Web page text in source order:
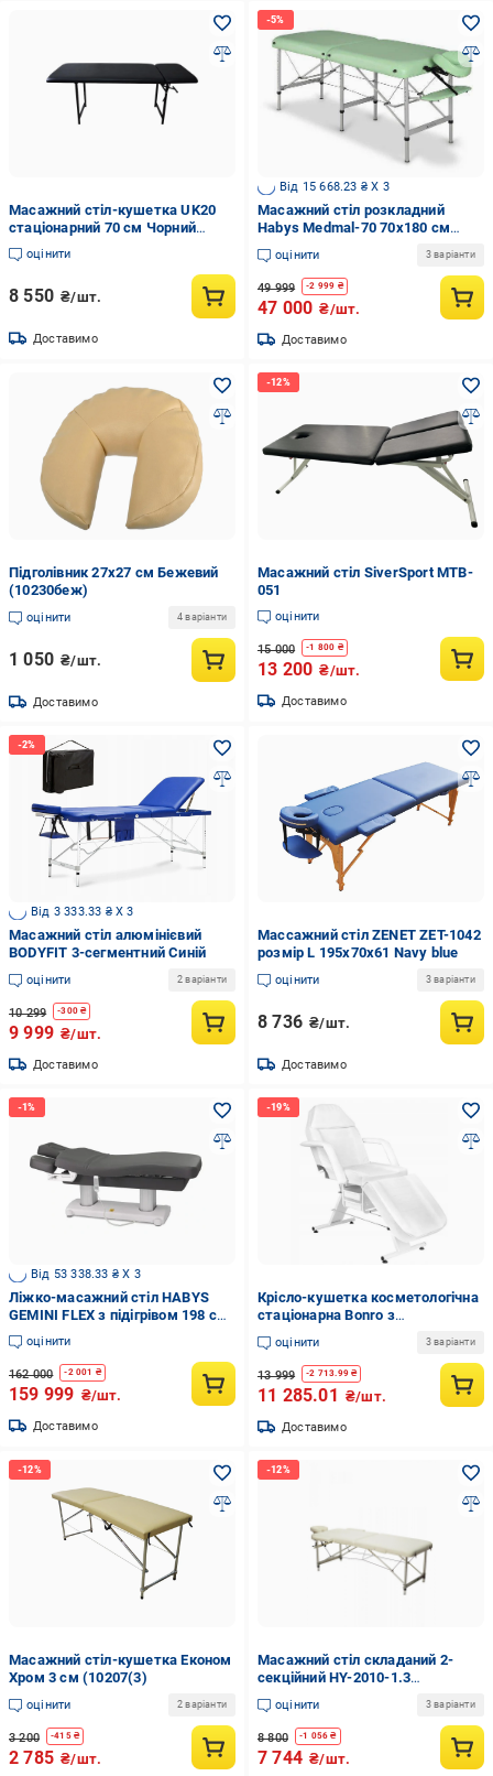
Масажний стіл-кушетка UK20
стаціонарний 70 см Чорний
(10220ч)
оцінити
8 550 ₴/шт.
Доставимо
Від 15 668.23 ₴ X 3
Масажний стіл розкладний
Habys Medmal-70 70х180 см
Зелений (10113611)
оцінити 3 варіанти
49 999 -2 999 ₴
47 000 ₴/шт.
Доставимо
Підголівник 27х27 см Бежевий
(10230беж)
оцінити 4 варіанти
1 050 ₴/шт.
Доставимо
Масажний стіл SiverSport MTB-
051
оцінити
15 000 -1 800 ₴
13 200 ₴/шт.
Доставимо
Від 3 333.33 ₴ X 3
Масажний стіл алюмінієвий
BODYFIT 3-сегментний Синій
оцінити 2 варіанти
10 299 -300 ₴
9 999 ₴/шт.
Доставимо
Массажний стіл ZENET ZET-1042
розмір L 195х70х61 Navy blue
оцінити 3 варіанти
8 736 ₴/шт.
Доставимо
Від 53 338.33 ₴ X 3
Ліжко-масажний стіл HABYS
GEMINI FLEX з підігрівом 198 см
Сірий (10102293)
оцінити
162 000 -2 001 ₴
159 999 ₴/шт.
Доставимо
Крісло-кушетка косметологічна
стаціонарна Bonro з
шухлядами/лотками 75 см Білий
оцінити 3 варіанти
13 999 -2 713.99₴
11 285.01 ₴/шт.
Доставимо
Масажний стіл-кушетка Економ
Хром 3 см (10207(3)
оцінити 2 варіанти
3 200 -415₴
2 785 ₴/шт.
Масажний стіл складаний 2-
секційний HY-2010-1.3
алюмінієва рама до 130 кг
210х70-92х61-85 см Білий
(2443118854)
оцінити 3 варіанти
8 800 -1 056 ₴
7 744 ₴/шт.